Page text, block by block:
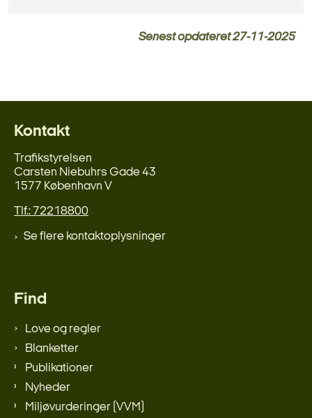
Senest opdateret27-11-2025
Kontakt
Trafikstyrelsen
Carsten Niebuhrs Gade 43
1577 København V
Tlf.: 72218800
Se flere kontaktoplysninger
Find
Love og regler
Blanketter
Publikationer
Nyheder
Miljøvurderinger (VVM)